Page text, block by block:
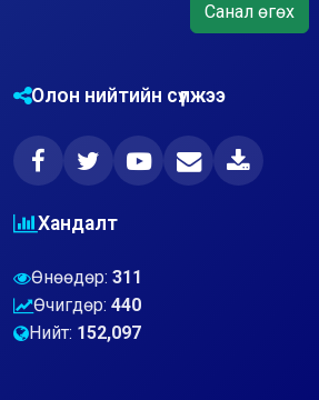
Санал өгөх
Олон нийтийн сүлжээ
Хандалт
Өнөөдөр: 311
Өчигдөр: 440
Нийт: 152,097